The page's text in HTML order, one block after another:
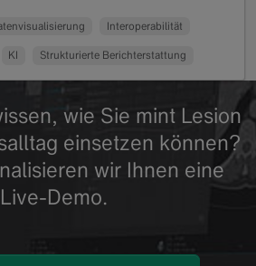
Interoperabilität
KI Strukturierte Berichterstattung
wie Sie mint Lesion
einsetzen können?
wir Ihnen eine
Live-Demo.